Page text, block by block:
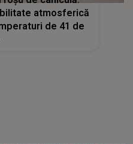
atmosferică
de 41 de